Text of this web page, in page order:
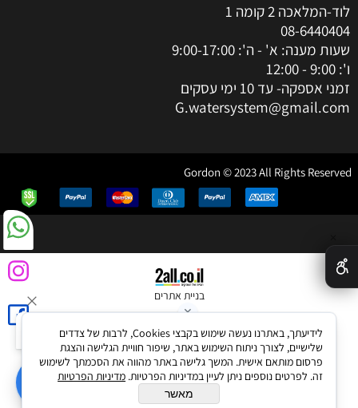
לוד-המלאכה 2 קומה 1
08-6440404
שעות מענה: א' - ה': 9:00-17:00
ו': 9:00 - 12:00
זמני אספקה- עד 10 ימי עסקים
G.watersystem@gmail.com
Gordon © 2023 All Rights Reserved
בניית אתרים
לידיעתך, באתרנו נעשה שימוש בקבצי Cookies, לרבות של צדדים
שלישיים, לצורך ניתוח השימוש באתר, שיפור חוויית הגלישה והצגת
פרסום מותאם אישית. המשך גלישה באתר מהווה את הסכמתך לשימוש
זה. לפרטים נוספים ניתן לעיין במדיניות הפרטיות. מדיניות הפרטיות
מאשר